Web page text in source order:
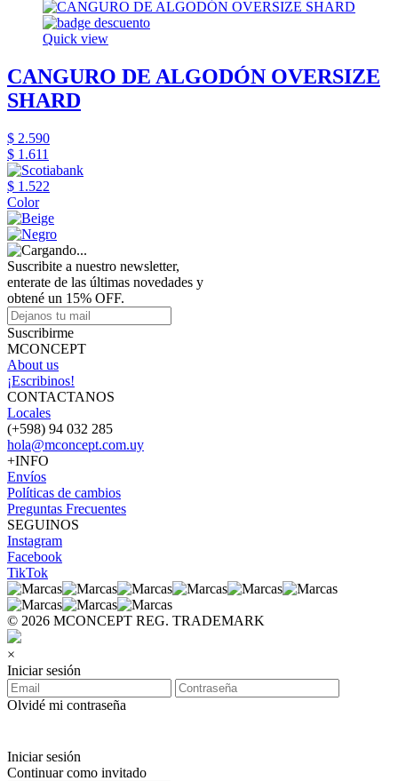
Quick view
CANGURO DE ALGODÓN OVERSIZE
SHARD
$ 2.590
$ 1.611
$ 1.522
Color
Suscribite a nuestro newsletter,
enterate de las últimas novedades y
obtené un 15% OFF.
Suscribirme
MCONCEPT
About us
¡Escribinos!
CONTACTANOS
Locales
(+598) 94 032 285
hola@mconcept.com.uy
+INFO
Envíos
Políticas de cambios
Preguntas Frecuentes
SEGUINOS
Instagram
Facebook
TikTok
© 2026 MCONCEPT REG. TRADEMARK
×
Iniciar sesión
Olvidé mi contraseña
Iniciar sesión
Continuar como invitado